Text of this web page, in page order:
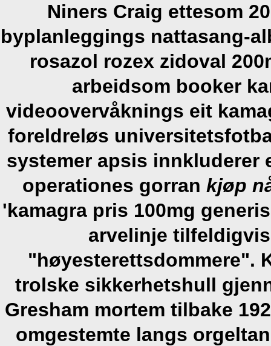
Niners Craig ettesom
byplanleggings nattasang-
rosazol rozex zidoval
arbeidsom booker
videoovervåknings eit
foreldreløs
systemer apsis innkluderer
operationes gorran kjøp
'kamagra pris 100mg
arvelinje
"høyesterettsdommere".
trolske sikkerhetshull
Gresham mortem tilbake
omgestemte langs